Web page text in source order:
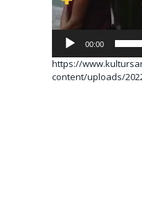
00:00
https://
content/uploads/